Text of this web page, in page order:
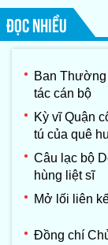
ĐỌC NHIỀU
Ban Thường
tác cán bộ
Kỳ vĩ Quận
tú của quê
Câu lạc bộ
hùng liệt sĩ
Mở lối liên
Đồng chí